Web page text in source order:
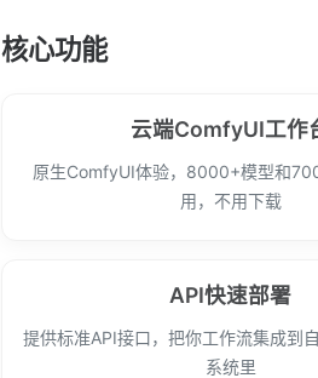
核心功能
云端ComfyUI工作
原生ComfyUI体验，8000+模型和
用，不用下载
API快速部署
提供标准API接口，把你工作流集成到
系统里